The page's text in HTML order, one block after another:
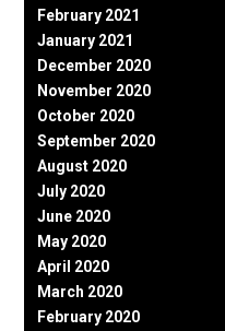
February 2021
January 2021
December 2020
November 2020
October 2020
September 2020
August 2020
July 2020
June 2020
May 2020
April 2020
March 2020
February 2020